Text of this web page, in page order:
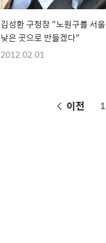
김성환 구청장 "노원구를 서
낮은 곳으로 만들겠다"
2012.02.01
이전 1